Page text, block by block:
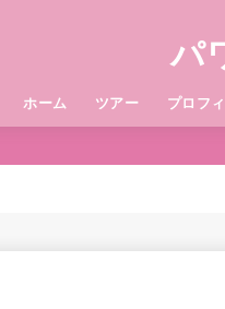
パ
ホーム ツアー プロフ